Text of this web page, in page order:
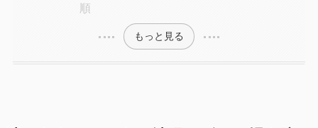
順
もっと見る